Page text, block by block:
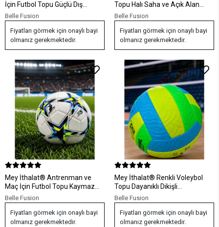
İçin Futbol Topu Güçlü Dış
Yüzeyli Spor Topu
Belle Fusion
Fiyatları görmek için onaylı bayi
olmanız gerekmektedir.
Topu Halı Saha ve Açık Alan
Kullanımına Uygun
Belle Fusion
Fiyatları görmek için onaylı bayi
olmanız gerekmektedir.
Mey İthalat® Antrenman ve
Maç İçin Futbol Topu Kaymaz
Yüzeyli Dengeli Sekme Yapısı
Belle Fusion
Fiyatları görmek için onaylı bayi
olmanız gerekmektedir.
Mey İthalat® Renkli Voleybol
Topu Dayanıklı Dikişli
Antrenman ve Maç Topu
Belle Fusion
Fiyatları görmek için onaylı bayi
olmanız gerekmektedir.